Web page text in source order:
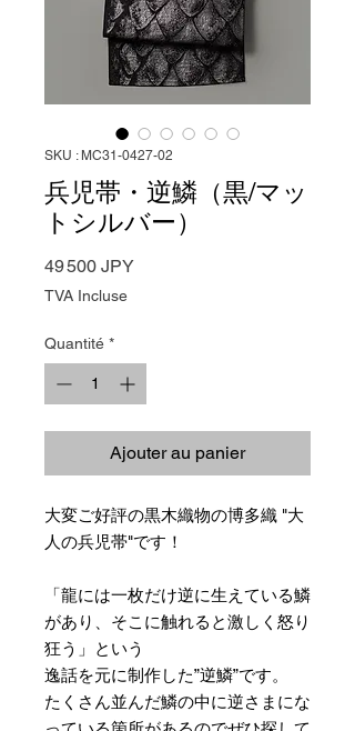
SKU : MC31-0427-02
兵児帯・逆鱗（黒/マッ
トシルバー）
49 500 JPYPrix
TVA Incluse
Quantité *
Ajouter au panier
大変ご好評の黒木織物の博多織 "大
人の兵児帯"です！
「龍には一枚だけ逆に生えている鱗
があり、そこに触れると激しく怒り
狂う」という
逸話を元に制作した”逆鱗”です。
たくさん並んだ鱗の中に逆さまにな